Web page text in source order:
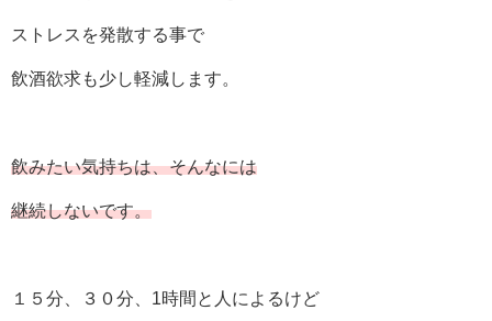
ストレスを発散する事で
飲酒欲求も少し軽減します。
飲みたい気持ちは、そんなには
継続しないです。
１５分、３０分、1時間と人によるけど